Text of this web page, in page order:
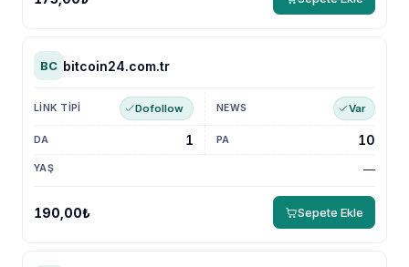
BC bitcoin24.com.tr
Dofollow Var
—
1 10
190,00₺ Sepete Ekle